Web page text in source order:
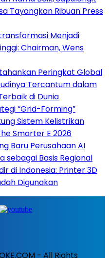
Tayangkan Ribuan Press
Menjadi
Chairman, Wens
Peringkat Global
Tercantum dalam
di Dunia
“Grid-Forming”
Sistem Kelistrikan
Smarter E 2026
Baru Perusahaan AI
sebagai Basis Regional
di Indonesia: Printer 3D
Digunakan
- All Rights